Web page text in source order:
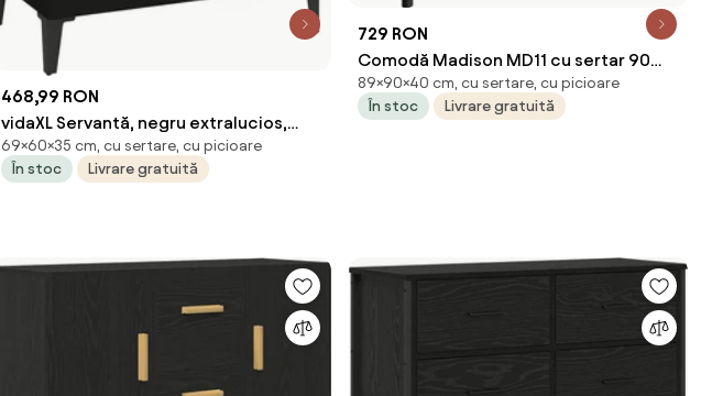
468,99 RON
vidaXL Servantă, negru extralucios,
60x35x69 cm, PAL
69×60×35 cm, cu sertare, cu picioare
În stoc
Livrare gratuită
729 RON
Comodă Madison MD11 cu sertar 90
cm - negru / stejar biscuiți
89×90×40 cm, cu sertare, cu picioare
În stoc
Livrare gratuită